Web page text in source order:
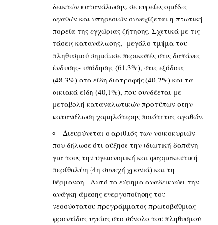
δεικτών κατανάλωσης, σε ευρείες ομάδες
αγαθών και υπηρεσιών συνεχίζεται η πτωτική
πορεία της εγχώριας ζήτησης. Σχετικά με τις
τάσεις κατανάλωσης, μεγάλο τμήμα του
πληθυσμού σημείωσε περικοπές στις δαπάνες
ένδυσης- υπόδησης (61,3%), στις εξόδους
(48,3%) στα είδη διατροφής (40,2%) και τα
οικιακά είδη (40,1%), που συνδέεται με
μεταβολή καταναλωτικών προτύπων στην
κατανάλωση χαμηλότερης ποιότητας αγαθών.
Διευρύνεται ο αριθμός των νοικοκυριών
που δήλωσε ότι αύξησε την ιδιωτική δαπάνη
για τους την υγειονομική και φαρμακευτική
περίθαλψη (4η συνεχή χρονιά) και τη
θέρμανση. Αυτό το εύρημα αναδεικνύει την
ανάγκη άμεσης ενεργοποίησης του
νεοσύστατου προγράμματος πρωτοβάθμιας
φροντίδας υγείας στο σύνολο του πληθυσμού